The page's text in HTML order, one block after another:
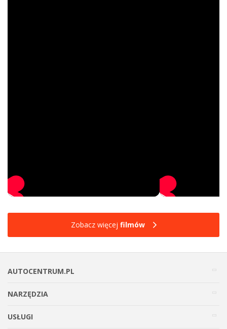
Zobacz więcej filmów
AUTOCENTRUM.PL
NARZĘDZIA
USŁUGI